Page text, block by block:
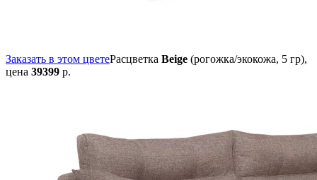
Заказать в этом цветеРасцветка Beige (рогожка/экокожа, 5 гр),
цена 39399 р.